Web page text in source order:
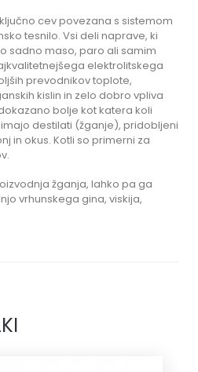
cev povezana s sistemom
tesnilo. Vsi deli naprave, ki
sadno maso, paro ali samim
elektrolitskega
prevodnikov toplote,
kislin in zelo dobro vpliva
bolje kot katera koli
destilati (žganje), pridobljeni
in okus. Kotli so primerni za
žganja, lahko pa ga
vrhunskega gina, viskija,